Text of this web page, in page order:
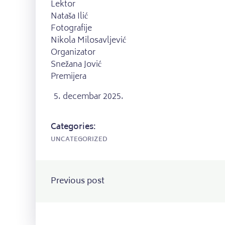
Lektor
Nataša Ilić
Fotografije
Nikola Milosavljević
Organizator
Snežana Jović
Premijera
decembar 2025.
Categories:
UNCATEGORIZED
Post
Previous post